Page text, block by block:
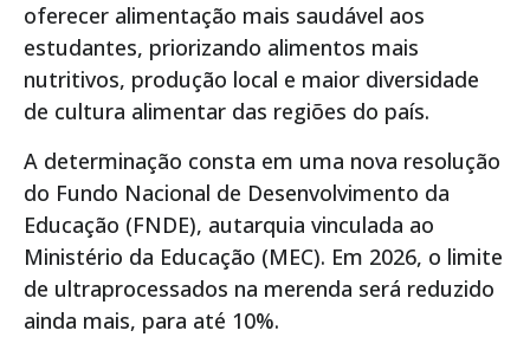
oferecer alimentação mais saudável aos
estudantes, priorizando alimentos mais
nutritivos, produção local e maior diversidade
de cultura alimentar das regiões do país.
A determinação consta em uma nova resolução
do Fundo Nacional de Desenvolvimento da
Educação (FNDE), autarquia vinculada ao
Ministério da Educação (MEC). Em 2026, o limite
de ultraprocessados na merenda será reduzido
ainda mais, para até 10%.